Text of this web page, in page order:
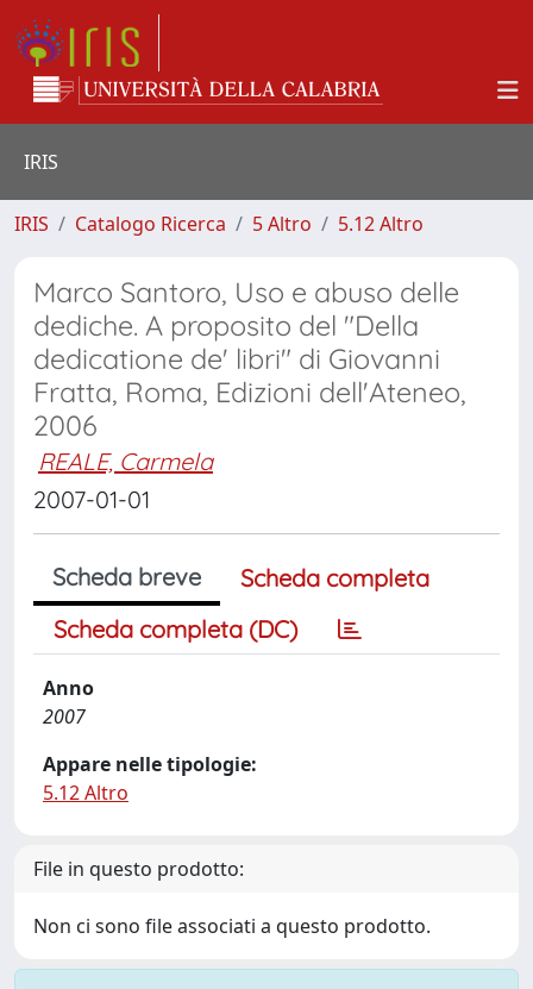
IRIS
IRIS Catalogo Ricerca 5 Altro 5.12 Altro
Marco Santoro, Uso e abuso delle
dediche. A proposito del "Della
dedicatione de' libri" di Giovanni
Fratta, Roma, Edizioni dell'Ateneo,
2006
REALE, Carmela
2007-01-01
Scheda breve
Scheda completa
Scheda completa (DC)
Anno
2007
Appare nelle tipologie:
5.12 Altro
File in questo prodotto:
Non ci sono file associati a questo prodotto.